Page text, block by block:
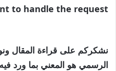
to handle the request.
نشكركم على قراءة المقال
الرسمي هو المعني بما ورد